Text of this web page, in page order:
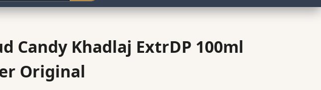
Candy Khadlaj ExtrDP 100ml
Original